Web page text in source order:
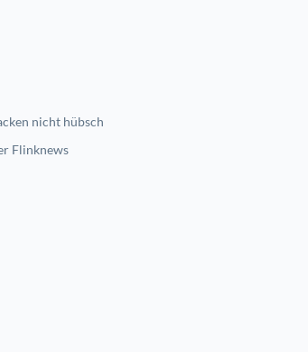
nicht hübsch
Flinknews